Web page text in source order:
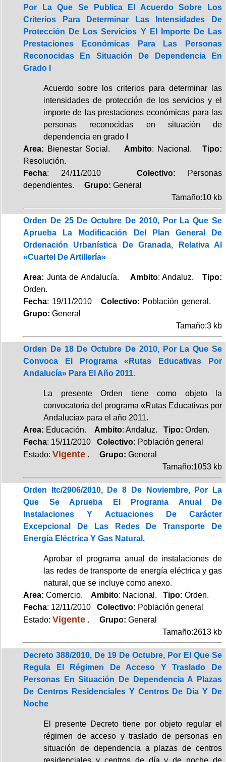
Por La Que Se Publica El Acuerdo Sobre Los
Criterios Para Determinar Las Intensidades De
Protección De Los Servicios Y El Importe De Las
Prestaciones Económicas Para Las Personas
Reconocidas En Situación De Dependencia En
Grado I
Acuerdo sobre los criterios para determinar las
intensidades de protección de los servicios y el
importe de las prestaciones económicas para las
personas reconocidas en situación de
dependencia en grado I
Area: Bienestar Social. Ambito: Nacional. Tipo:
Resolución.
Fecha: 24/11/2010Colectivo:
Personas
dependientes.
Grupo: General
Tamaño:10 kb
Orden De 25 De Octubre De 2010, Por La Que Se
Aprueba La Modificación Del Plan General De
Ordenación Urbanística De Granada, Relativa Al
«Cuartel De Artillería»
Area: Junta de Andalucía. Ambito: Andaluz.Tipo:
Orden.
Fecha: 19/11/2010Colectivo: Población general.
Grupo: General
Tamaño:3 kb
Orden De 18 De Octubre De 2010, Por La Que Se
Convoca El Programa «Rutas Educativas Por
Andalucía» Para El Año 2011.
La presente Orden tiene como objeto la
convocatoria del programa «Rutas Educativas por
Andalucía» para el año 2011.
Area: Educación. Ambito: Andaluz. Tipo: Orden.
Fecha: 15/11/2010 Colectivo: Población general
Estado: Vigente . Grupo: General
Tamaño:1053 kb
Orden Itc/2906/2010, De 8 De Noviembre, Por La
Que Se Aprueba El Programa Anual De
Instalaciones Y Actuaciones De Carácter
Excepcional De Las Redes De Transporte De
Energía Eléctrica Y Gas Natural.
Aprobar el programa anual de instalaciones de
las redes de transporte de energía eléctrica y gas
natural, que se incluye como anexo.
Area: Comercio. Ambito: Nacional. Tipo: Orden.
Fecha: 12/11/2010 Colectivo: Población general
Estado: Vigente . Grupo: General
Tamaño:2613 kb
Decreto 388/2010, De 19 De Octubre, Por El Que Se
Regula El Régimen De Acceso Y Traslado De
Personas En Situación De Dependencia A Plazas
De Centros Residenciales Y Centros De Día Y De
Noche
El presente Decreto tiene por objeto regular el
régimen de acceso y traslado de personas en
situación de dependencia a plazas de centros
residenciales y centros de día y de noche de